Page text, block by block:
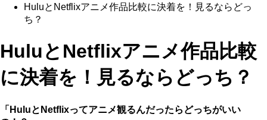
HuluとNetflixアニメ作品比較に決着を！見るならどっ
ち？
HuluとNetflixアニメ作品比較
に決着を！見るならどっち？
「HuluとNetflixってアニメ観るんだったらどっちがいい